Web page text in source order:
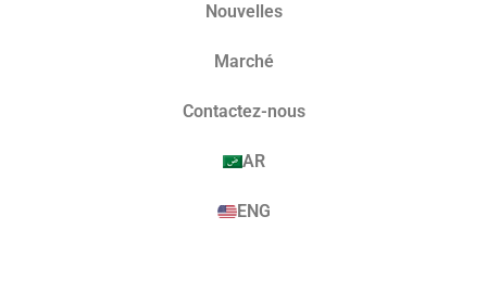
Nouvelles
Marché​
Contactez-nous
AR
ENG